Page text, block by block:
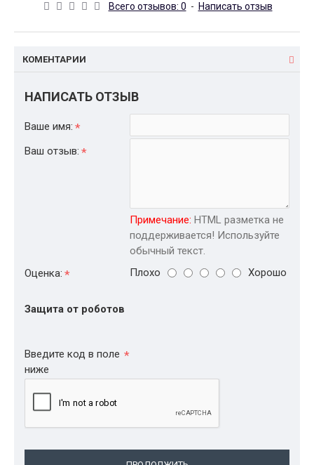
Всего отзывов: 0 - Написать отзыв
КОМЕНТАРИИ
НАПИСАТЬ ОТЗЫВ
Ваше имя:
Ваш отзыв:
Примечание: HTML разметка не
поддерживается! Используйте
обычный текст.
Оценка:
Плохо Хорошо
Защита от роботов
Введите код в поле
ниже